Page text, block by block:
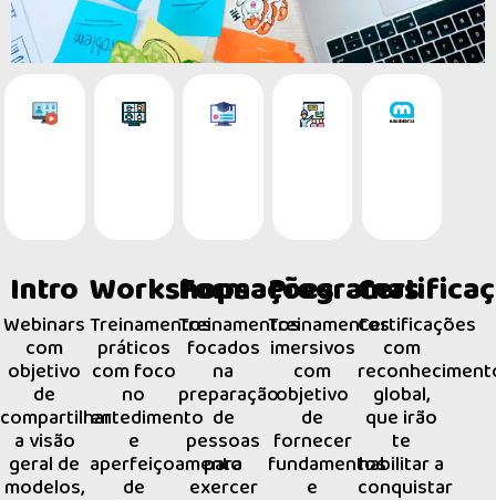
Intro
Webinars
com
objetivo
de
compartilhar
a visão
geral de
modelos,
Workshops
Treinamentos
práticos
com foco
no
entedimento
e
aperfeiçoamento
de
Formações
Treinamentos
focados
na
preparação
de
pessoas
para
exercer
Programas
Treinamentos
imersivos
com
objetivo
de
fornecer
fundamentos
e
Certificações
com
global,
que irão
te
habilitar a
conquistar